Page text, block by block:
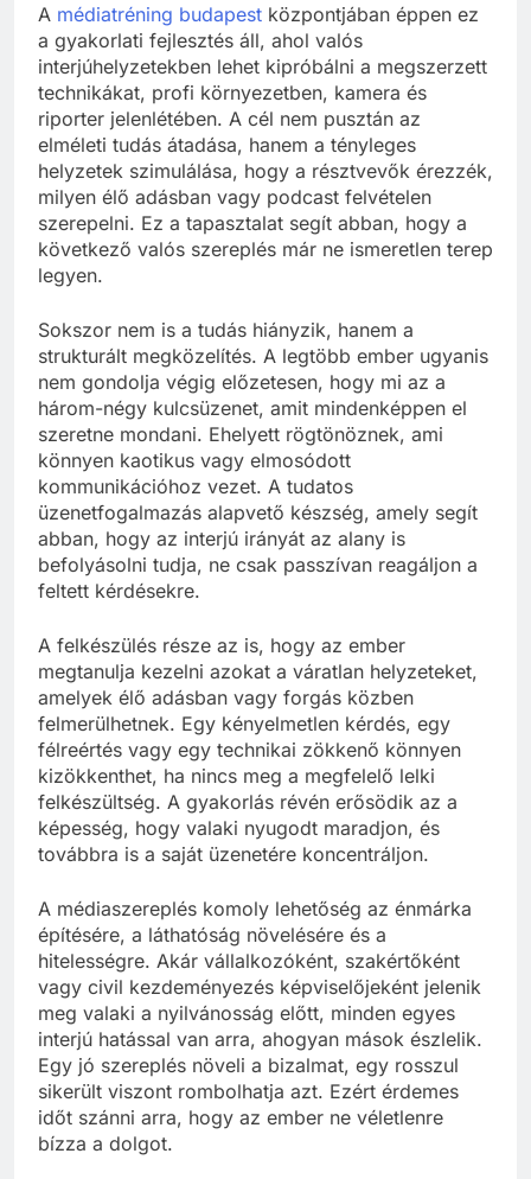
A médiatréning budapest központjában éppen ez
a gyakorlati fejlesztés áll, ahol valós
interjúhelyzetekben lehet kipróbálni a megszerzett
technikákat, profi környezetben, kamera és
riporter jelenlétében. A cél nem pusztán az
elméleti tudás átadása, hanem a tényleges
helyzetek szimulálása, hogy a résztvevők érezzék,
milyen élő adásban vagy podcast felvételen
szerepelni. Ez a tapasztalat segít abban, hogy a
következő valós szereplés már ne ismeretlen terep
legyen.
Sokszor nem is a tudás hiányzik, hanem a
strukturált megközelítés. A legtöbb ember ugyanis
nem gondolja végig előzetesen, hogy mi az a
három-négy kulcsüzenet, amit mindenképpen el
szeretne mondani. Ehelyett rögtönöznek, ami
könnyen kaotikus vagy elmosódott
kommunikációhoz vezet. A tudatos
üzenetfogalmazás alapvető készség, amely segít
abban, hogy az interjú irányát az alany is
befolyásolni tudja, ne csak passzívan reagáljon a
feltett kérdésekre.
A felkészülés része az is, hogy az ember
megtanulja kezelni azokat a váratlan helyzeteket,
amelyek élő adásban vagy forgás közben
felmerülhetnek. Egy kényelmetlen kérdés, egy
félreértés vagy egy technikai zökkenő könnyen
kizökkenthet, ha nincs meg a megfelelő lelki
felkészültség. A gyakorlás révén erősödik az a
képesség, hogy valaki nyugodt maradjon, és
továbbra is a saját üzenetére koncentráljon.
A médiaszereplés komoly lehetőség az énmárka
építésére, a láthatóság növelésére és a
hitelességre. Akár vállalkozóként, szakértőként
vagy civil kezdeményezés képviselőjeként jelenik
meg valaki a nyilvánosság előtt, minden egyes
interjú hatással van arra, ahogyan mások észlelik.
Egy jó szereplés növeli a bizalmat, egy rosszul
sikerült viszont rombolhatja azt. Ezért érdemes
időt szánni arra, hogy az ember ne véletlenre
bízza a dolgot.